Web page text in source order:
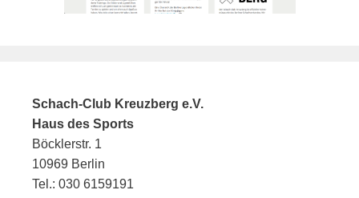
Schach-Club Kreuzberg e.V.
Haus des Sports
Böcklerstr. 1
10969 Berlin
Tel.: 030 6159191